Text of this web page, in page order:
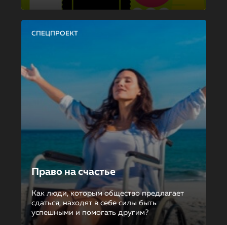
СПЕЦПРОЕКТ
Право на счастье
Как люди, которым общество предлагает
сдаться, находят в себе силы быть
успешными и помогать другим?